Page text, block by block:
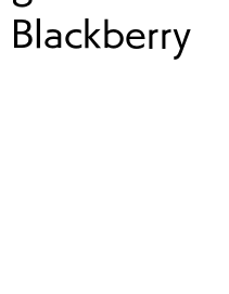
Blackberry